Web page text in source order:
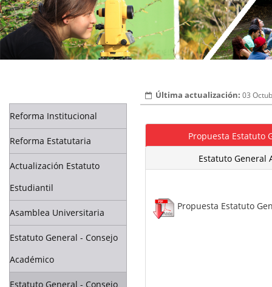
Reforma Institucional
Reforma Estatutaria
Actualización Estatuto
Estudiantil
Asamblea Universitaria
Estatuto General - Consejo
Académico
Estatuto General - Consejo
03
Propuesta Estatuto
Estatuto General
Propuesta Estatuto